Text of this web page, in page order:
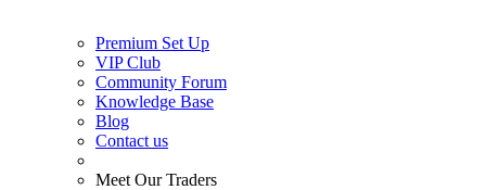
Premium Set Up
VIP Club
Community Forum
Knowledge Base
Blog
Contact us
Meet Our Traders